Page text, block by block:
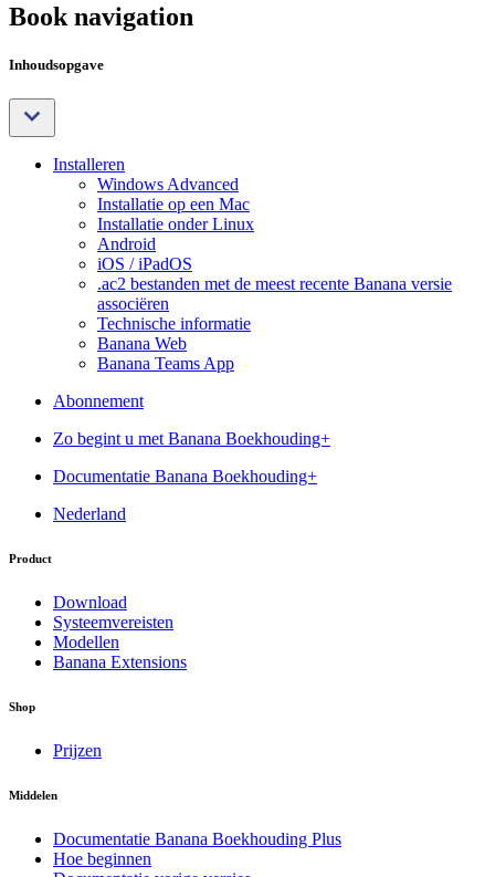
Book navigation
Inhoudsopgave
Installeren
Windows Advanced
Installatie op een Mac
Installatie onder Linux
Android
iOS / iPadOS
.ac2 bestanden met de meest recente Banana versie
associëren
Technische informatie
Banana Web
Banana Teams App
Abonnement
Zo begint u met Banana Boekhouding+
Documentatie Banana Boekhouding+
Nederland
Product
Download
Systeemvereisten
Modellen
Banana Extensions
Shop
Prijzen
Middelen
Documentatie Banana Boekhouding Plus
Hoe beginnen